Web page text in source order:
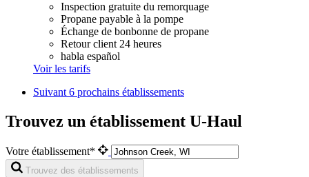
Inspection gratuite du remorquage
Propane payable à la pompe
Échange de bonbonne de propane
Retour client 24 heures
habla español
Voir les tarifs
Suivant6 prochains établissements
Trouvez un établissement U-Haul
Votre établissement*
Trouvez des établissements